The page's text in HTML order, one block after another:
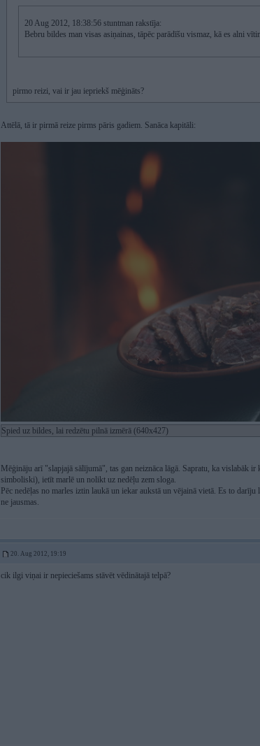
20 Aug 2012, 18:38:56 stuntman rakstīja:
Bebru bildes man visas asiņainas, tāpēc parādīšu vismaz, kā es alni
pirmo reizi, vai ir jau iepriekš mēģināts?
Attēlā, tā ir pirmā reize pirms pāris gadiem. Sanāca kapitāli:
Spied uz bildes, lai redzētu pilnā izmērā (640x427)
Mēģināju arī "slapjajā sālījumā", tas gan neiznāca lāgā. Sapratu, ka vislabāk
simboliski), ietīt marlē un nolikt uz nedēļu zem sloga.
Pēc nedēļas no marles iztin laukā un iekar aukstā un vējainā vietā. Es to
ne jausmas.
20. Aug 2012, 19:19
cik ilgi viņai ir nepieciešams stāvēt vēdinātajā telpā?